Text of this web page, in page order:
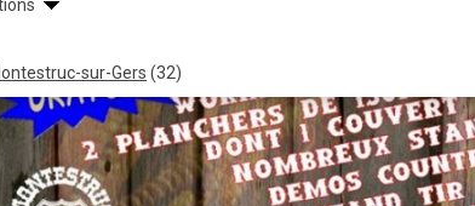
sur-Gers (32)